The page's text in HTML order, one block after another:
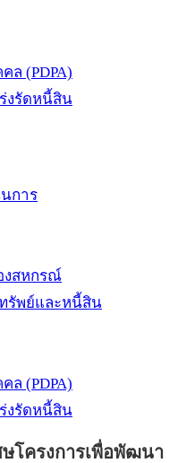
ล (PDPA)
งรัดหนี้สิน
การ
งสหกรณ์
รัพย์และหนี้สิน
ล (PDPA)
งรัดหนี้สิน
โครงการเพื่อพัฒนา